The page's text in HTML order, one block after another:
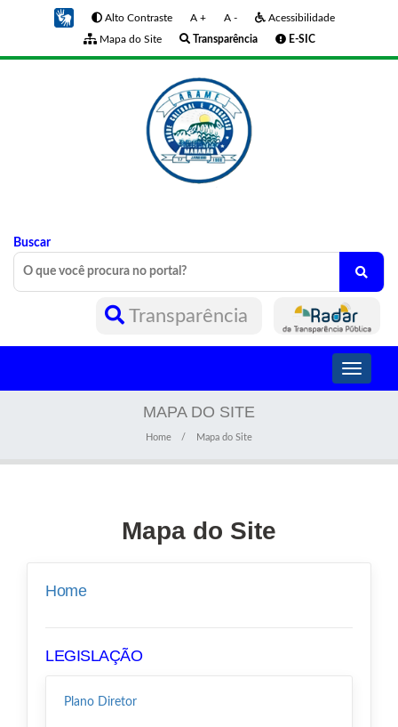
Alto Contraste A + A -
Acessibilidade
Mapa do Site
Transparência E-SIC
Buscar
Transparência
Toggle
MAPA DO SITE
Home Mapa do Site
Mapa do Site
Home
LEGISLAÇÃO
Plano Diretor